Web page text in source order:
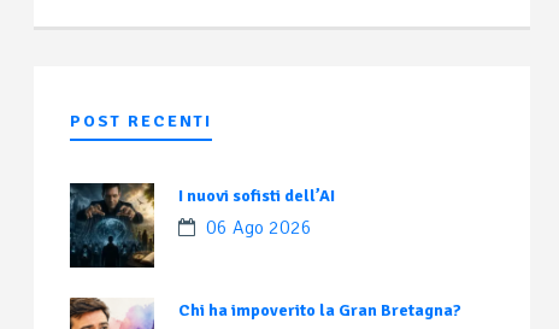
POST RECENTI
I nuovi sofisti dell’AI
06 Ago 2026
Chi ha impoverito la Gran Bretagna?